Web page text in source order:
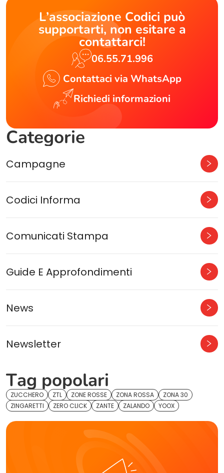
L’associazione Codici può
supportarti, non esitare a
contattarci!
06.55.71.996
Contattaci via WhatsApp
Richiedi informazioni
Categorie
Campagne
Codici Informa
Comunicati Stampa
Guide E Approfondimenti
News
Newsletter
Tag popolari
ZUCCHERO ZTL ZONE ROSSE ZONA ROSSA
ZONA 30
ZINGARETTI
ZERO CLICK ZANTE ZALANDO YOOX